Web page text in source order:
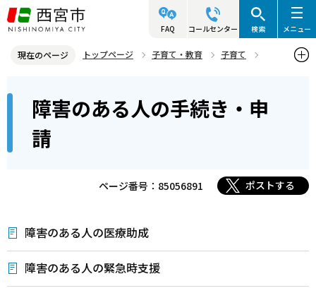
こ
の
ジ
頭
FAQ コールセンター 検索 メニュー
現在のページ トップページ 子育て・教育
子育て
障害のある人の手続き・申
請
ページ番号：85056891 ポストする
障害のある人の医療助成
障害のある人の緊急時支援